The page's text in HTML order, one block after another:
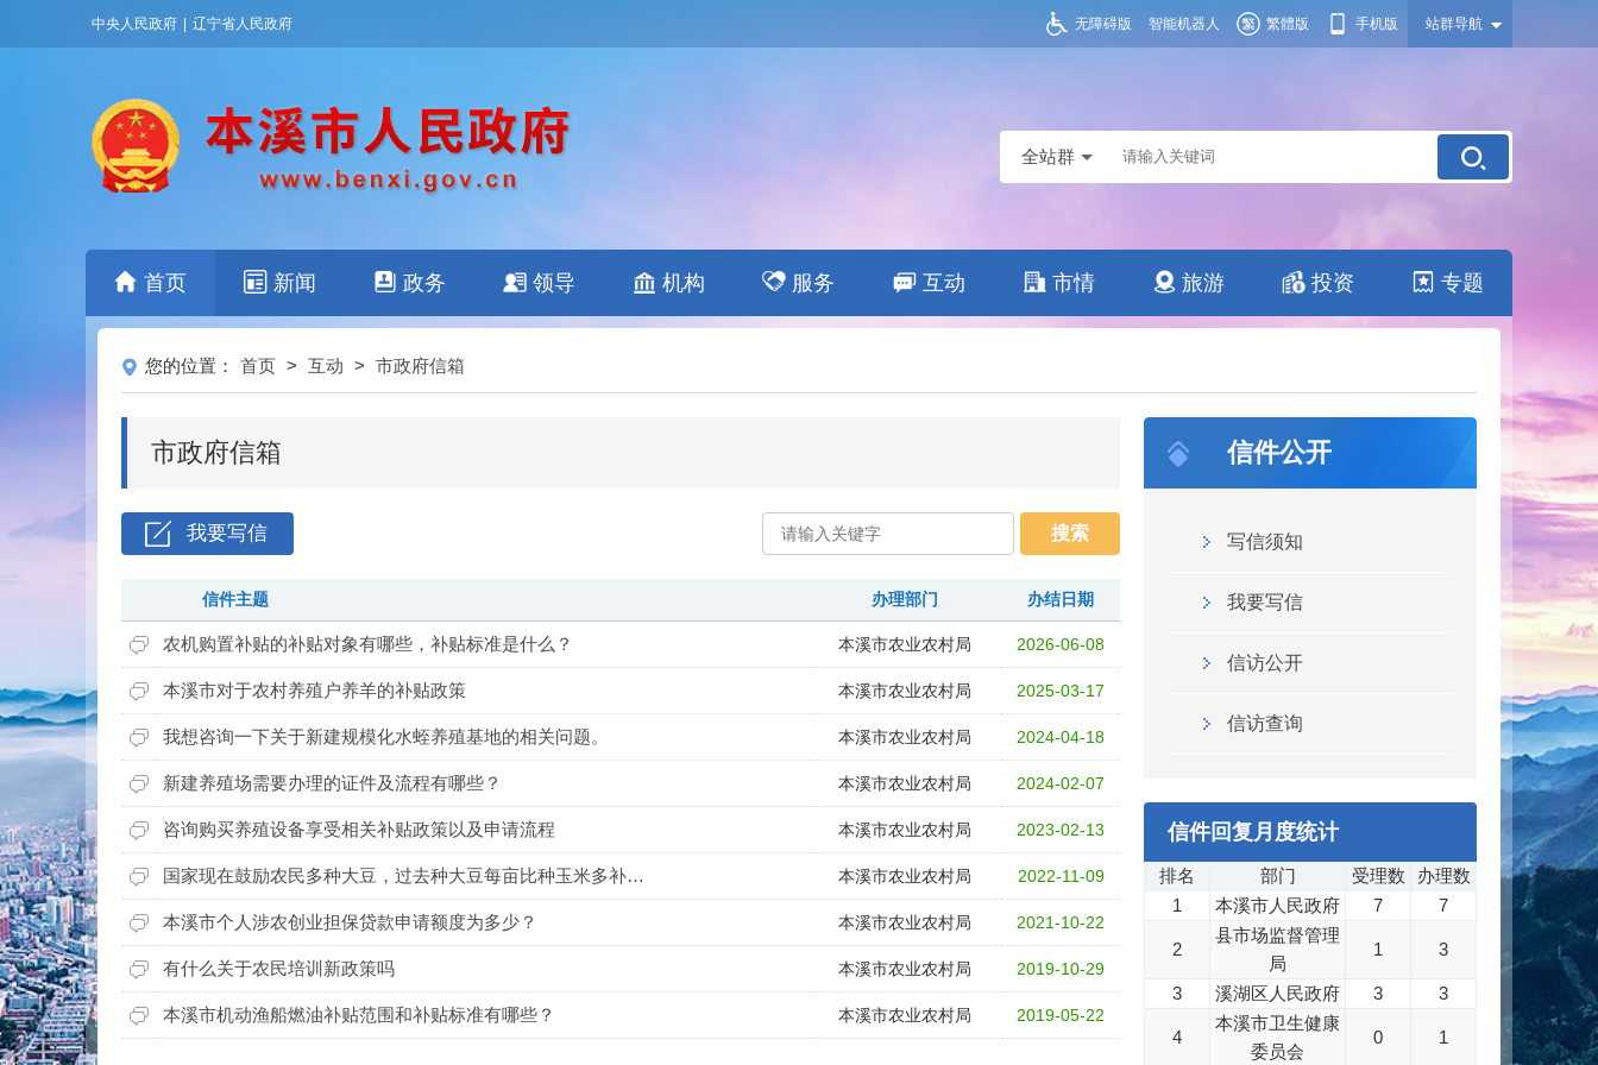
中央人民政府 辽宁省人民政府 站群导航
无障碍版 智能机器人 繁體版 手机版
首页 新闻 政务 领导 机构 服务 互动 市情 旅游 投资 专题
全站群
您的位置： 首页 > 互动 > 市政府信箱
信件公开
写信须知
我要写信
信访公开
信访查询
信件回复月度统计
排名 部门 受理数
办理数
1
本溪市人民政府 7 7
2
县市场监督管理
局
1 3
3 溪湖区人民政府 3 3
4
本溪市卫生健康
委员会
0 1
市政府信箱
我要写信
信件主题 办理部门 办结日期
农机购置补贴的补贴对象有哪些，补贴标准是什么？ 本溪市农业农村局 2026-06-08
本溪市对于农村养殖户养羊的补贴政策 本溪市农业农村局 2025-03-17
我想咨询一下关于新建规模化水蛭养殖基地的相关问题。 本溪市农业农村局 2024-04-18
新建养殖场需要办理的证件及流程有哪些？ 本溪市农业农村局 2024-02-07
咨询购买养殖设备享受相关补贴政策以及申请流程 本溪市农业农村局 2023-02-13
国家现在鼓励农民多种大豆，过去种大豆每亩比种玉米多补… 本溪市农业农村局 2022-11-09
本溪市个人涉农创业担保贷款申请额度为多少？ 本溪市农业农村局 2021-10-22
有什么关于农民培训新政策吗 本溪市农业农村局 2019-10-29
本溪市机动渔船燃油补贴范围和补贴标准有哪些？ 本溪市农业农村局 2019-05-22